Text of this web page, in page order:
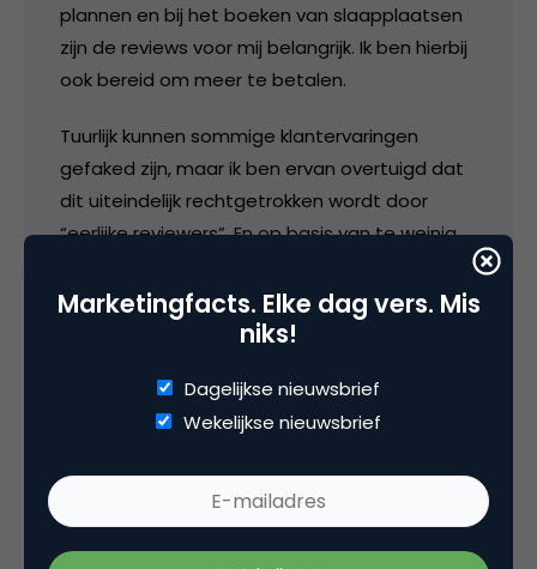
plannen en bij het boeken van slaapplaatsen
zijn de reviews voor mij belangrijk. Ik ben hierbij
ook bereid om meer te betalen.
Tuurlijk kunnen sommige klantervaringen
gefaked zijn, maar ik ben ervan overtuigd dat
dit uiteindelijk rechtgetrokken wordt door
“eerlijke reviewers”. En op basis van te weinig
20 mei 2008 om 11:00
Cris
Hi Klaas,
Marketingfacts. Elke dag vers. Mis
niks!
Dagelijkse nieuwsbrief
Wekelijkse nieuwsbrief